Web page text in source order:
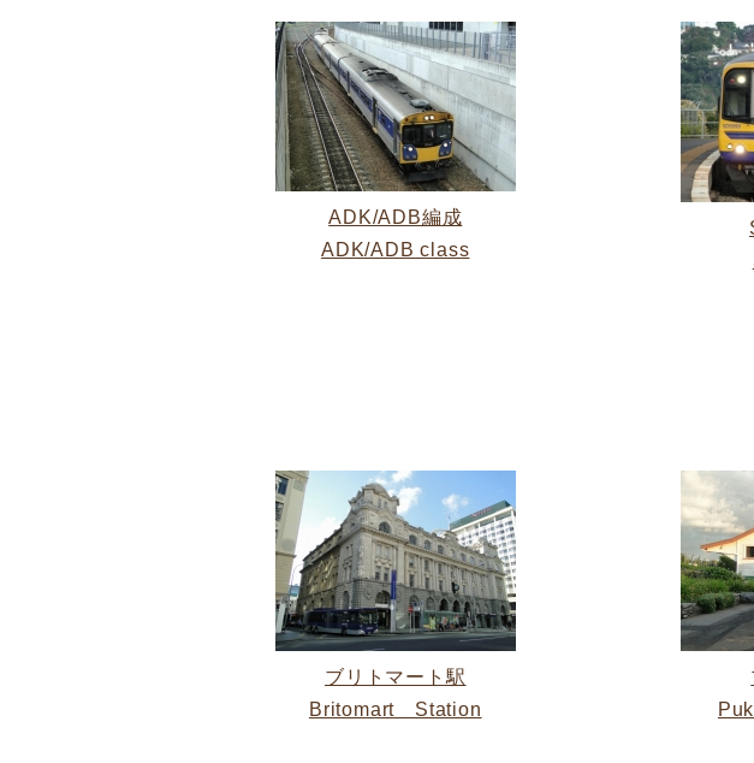
ADK/ADB編成
ADK/ADB class
ブリトマート駅
Britomart Station